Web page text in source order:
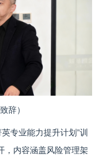
辞）
专业能力提升计划”训
，内容涵盖风险管理架